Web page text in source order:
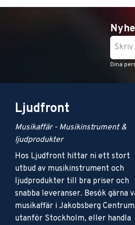
Dina
Ljudfront
Musikaffär - Musikinstrument &
ljudprodukter
Hos Ljudfront hittar ni ett stort
utbud av musikinstrument och
ljudprodukter till bra priser och
snabba leveranser. Besök gärna
musikaffär i Jakobsberg Centrum
utanför Stockholm, eller handla